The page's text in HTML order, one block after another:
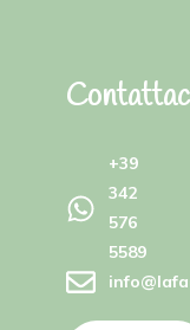
+39
342
576
5589